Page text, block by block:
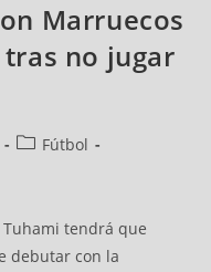
Marruecos
no jugar
Fútbol
tendrá que
debutar con la